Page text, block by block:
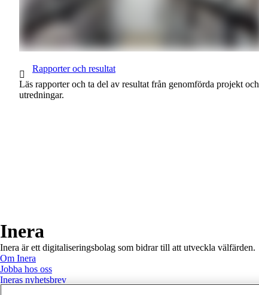
1 av 1Rapporter och resultat
Läs rapporter och ta del av resultat från genomförda projekt och
utredningar.
Till toppen av sidan
Inera
Inera är ett digitaliseringsbolag som bidrar till att utveckla välfärden.
Om Inera
Jobba hos oss
Ineras nyhetsbrev